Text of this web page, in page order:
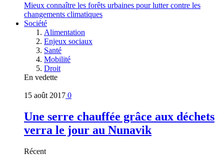
Mieux connaître les forêts urbaines pour lutter contre les
changements climatiques
Société
Alimentation
Enjeux sociaux
Santé
Mobilité
Droit
En vedette
15 août 2017 0
Une serre chauffée grâce aux déchets
verra le jour au Nunavik
Récent